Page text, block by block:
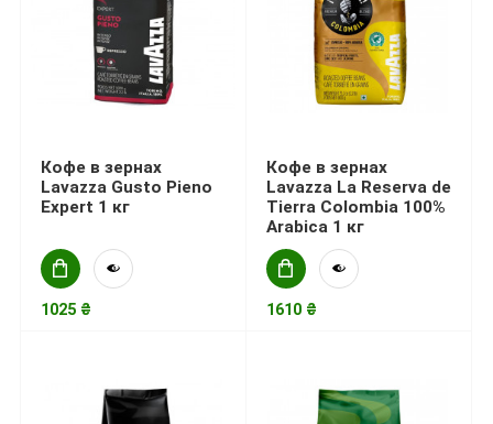
Кофе в зернах
Lavazza Gusto Pieno
Expert 1 кг
1025 ₴
Кофе в зернах
Lavazza La Reserva de
Tierra Colombia 100%
Arabica 1 кг
1610 ₴